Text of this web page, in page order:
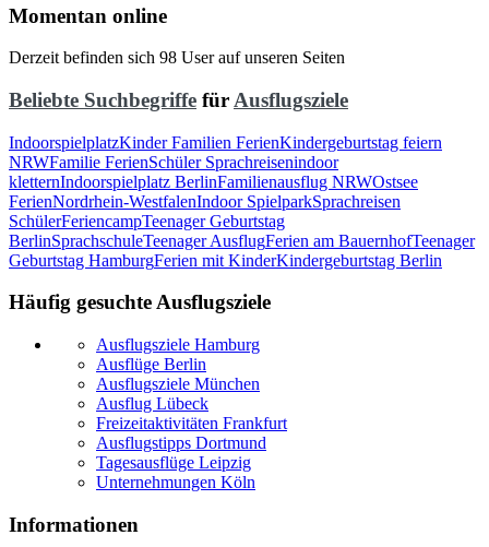
Momentan online
Derzeit befinden sich 98 User auf unseren Seiten
Beliebte Suchbegriffe für Ausflugsziele
IndoorspielplatzKinder Familien FerienKindergeburtstag feiern
NRWFamilie FerienSchüler Sprachreisenindoor
kletternIndoorspielplatz BerlinFamilienausflug NRWOstsee
FerienNordrhein-WestfalenIndoor SpielparkSprachreisen
SchülerFeriencampTeenager Geburtstag
BerlinSprachschuleTeenager AusflugFerien am BauernhofTeenager
Geburtstag HamburgFerien mit KinderKindergeburtstag Berlin
Häufig gesuchte Ausflugsziele
Ausflugsziele Hamburg
Ausflüge Berlin
Ausflugsziele München
Ausflug Lübeck
Freizeitaktivitäten Frankfurt
Ausflugstipps Dortmund
Tagesausflüge Leipzig
Unternehmungen Köln
Informationen